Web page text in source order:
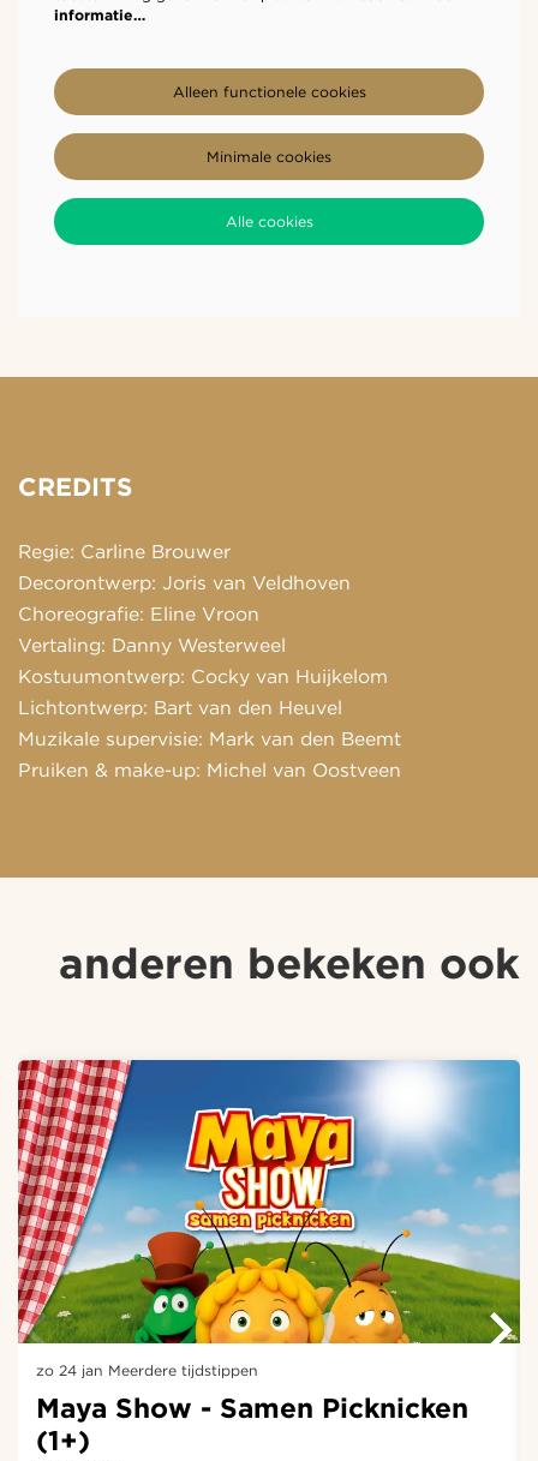
informatie…
Alleen functionele cookies
Minimale cookies
Alle cookies
CREDITS
Regie: Carline Brouwer
Decorontwerp: Joris van Veldhoven
Choreografie: Eline Vroon
Vertaling: Danny Westerweel
Kostuumontwerp: Cocky van Huijkelom
Lichtontwerp: Bart van den Heuvel
Muzikale supervisie: Mark van den Beemt
Pruiken & make-up: Michel van Oostveen
anderen bekeken ook
Maya Show - Samen Picknicken
(1+)
zo 24 jan Meerdere tijdstippen